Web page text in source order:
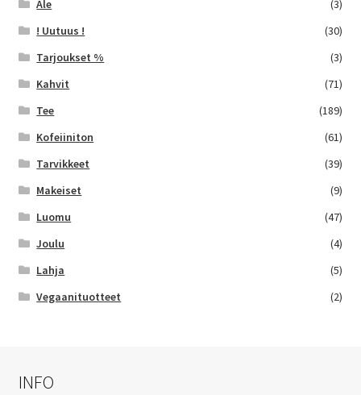
Ale
(3)
! Uutuus !
(30)
Tarjoukset %
(3)
Kahvit
(71)
Tee
(189)
Kofeiiniton
(61)
Tarvikkeet
(39)
Makeiset
(9)
Luomu
(47)
Joulu
(4)
Lahja
(5)
Vegaanituotteet
(2)
INFO